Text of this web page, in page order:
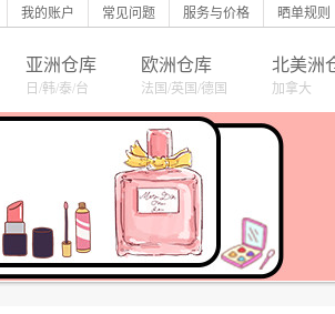
我的账户 常见问题 服务与价格 晒单规则
亚洲仓库
日/韩/泰/台
欧洲仓库
法国/英国/德国
北美洲
加拿大